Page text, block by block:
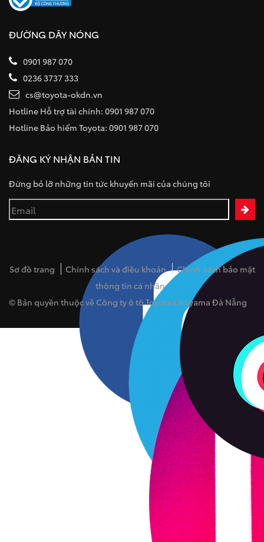
ĐƯỜNG DÂY NÓNG
0901 987 070
0236 3737 333
cs@toyota-okdn.vn
Hotline Hỗ trợ tài chính: 0901 987 070
Hotline Bảo hiểm Toyota: 0901 987 070
ĐĂNG KÝ NHẬN BẢN TIN
Đừng bỏ lỡ những tin tức khuyến mãi của chúng tôi
Sơ đồ trang Chính sách và điều khoản
Chính sách bảo mật
thông tin cá nhân
© Bản quyền thuộc về Công ty ô tô Toyota Okayama Đà Nẵng